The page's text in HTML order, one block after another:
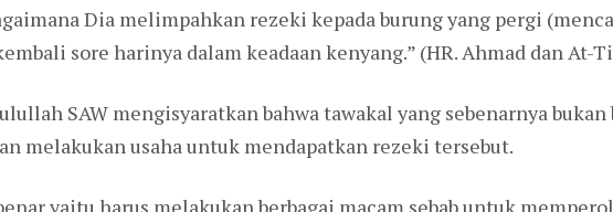
Dia melimpahkan rezeki kepada burung yang pergi
sore harinya dalam keadaan kenyang.” (HR. Ahmad dan At-
SAW mengisyaratkan bahwa tawakal yang sebenarnya
melakukan usaha untuk mendapatkan rezeki tersebut.
yaitu harus melakukan berbagai macam sebab untuk